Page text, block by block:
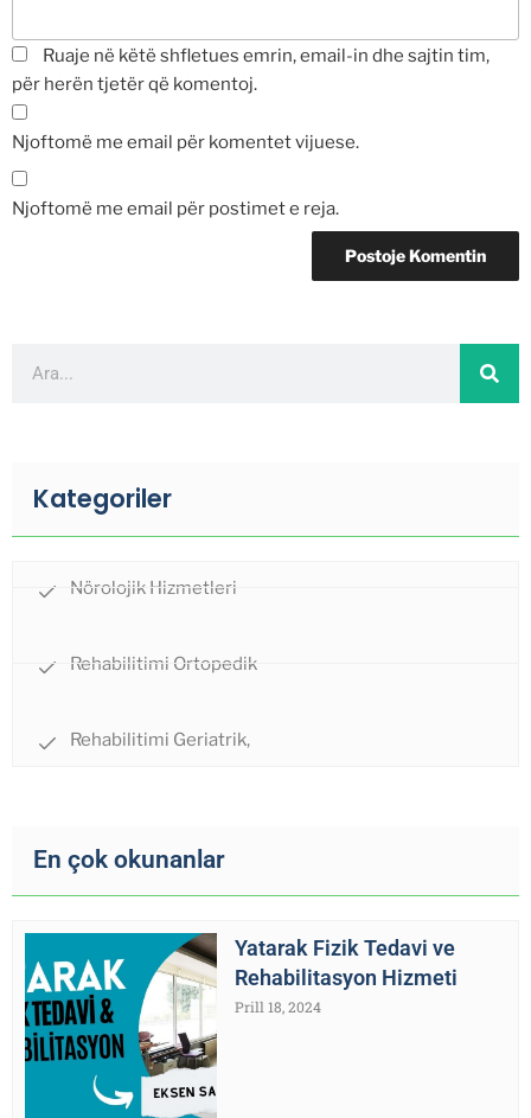
Ruaje në këtë shfletues emrin, email-in dhe sajtin tim,
për herën tjetër që komentoj.
Njoftomë me email për komentet vijuese.
Njoftomë me email për postimet e reja.
Kategoriler
Nörolojik Hizmetleri
Rehabilitimi Ortopedik
Rehabilitimi Geriatrik,
En çok okunanlar
Yatarak Fizik Tedavi ve
Rehabilitasyon Hizmeti
Prill 18, 2024